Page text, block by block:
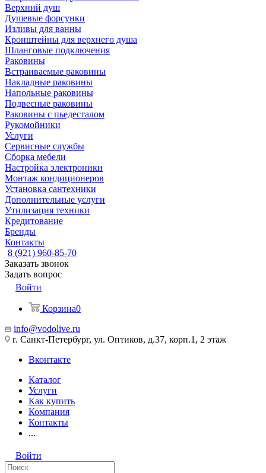
Верхний душ
Душевые форсунки
Изливы для ванны
Кронштейны для верхнего душа
Шланговые подключения
Раковины
Встраиваемые раковины
Накладные раковины
Напольные раковины
Подвесные раковины
Раковины с пьедесталом
Рукомойники
Услуги
Сервисные службы
Сборка мебели
Настройка электроники
Монтаж кондиционеров
Установка сантехники
Дополнительные услуги
Утилизация техники
Кредитование
Бренды
Контакты
8 (921) 960-85-70
Заказать звонок
Задать вопрос
Войти
Корзина0
info@vodolive.ru
г. Санкт-Петербург, ул. Оптиков, д.37, корп.1, 2 этаж
Вконтакте
Каталог
Услуги
Как купить
Компания
Контакты
...
Войти